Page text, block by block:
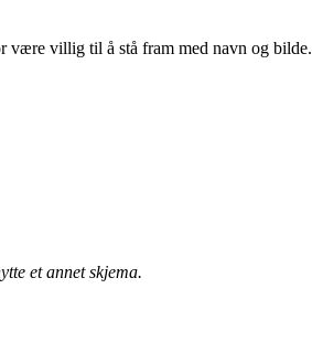
være villig til å stå fram med navn og bilde.
et annet skjema.